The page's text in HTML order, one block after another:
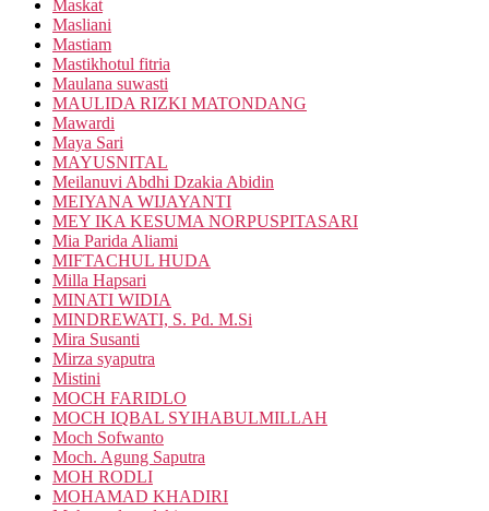
Maskat
Masliani
Mastiam
Mastikhotul fitria
Maulana suwasti
MAULIDA RIZKI MATONDANG
Mawardi
Maya Sari
MAYUSNITAL
Meilanuvi Abdhi Dzakia Abidin
MEIYANA WIJAYANTI
MEY IKA KESUMA NORPUSPITASARI
Mia Parida Aliami
MIFTACHUL HUDA
Milla Hapsari
MINATI WIDIA
MINDREWATI, S. Pd. M.Si
Mira Susanti
Mirza syaputra
Mistini
MOCH FARIDLO
MOCH IQBAL SYIHABULMILLAH
Moch Sofwanto
Moch. Agung Saputra
MOH RODLI
MOHAMAD KHADIRI